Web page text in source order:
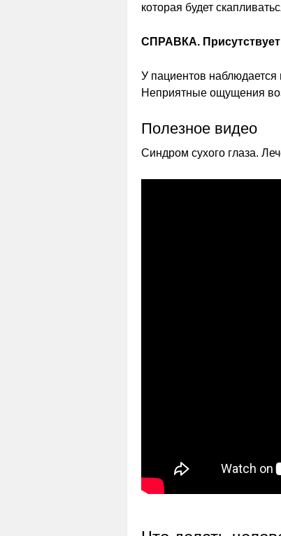
которая будет
СПРАВКА.
У пациентов
Неприятные ощущения
Полезное видео
Синдром сухого глаза.